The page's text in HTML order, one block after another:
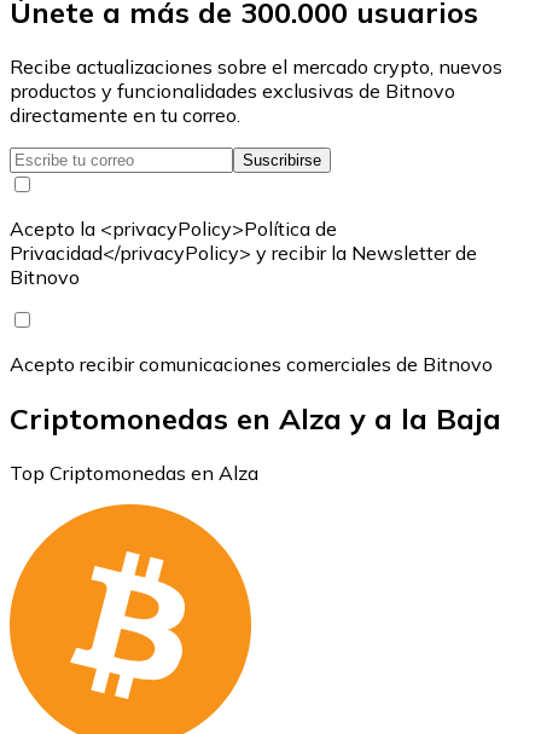
Únete a más de 300.000 usuarios
Recibe actualizaciones sobre el mercado crypto, nuevos
productos y funcionalidades exclusivas de Bitnovo
directamente en tu correo.
Suscribirse
Acepto la <privacyPolicy>Política de
Privacidad</privacyPolicy> y recibir la Newsletter de
Bitnovo
Acepto recibir comunicaciones comerciales de Bitnovo
Criptomonedas en Alza y a la Baja
Top Criptomonedas en Alza